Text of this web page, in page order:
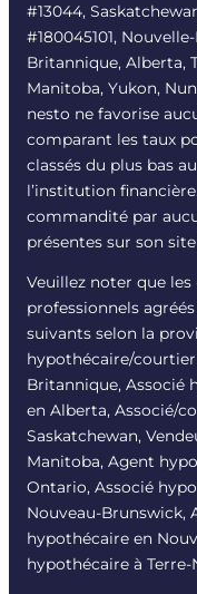
#13044,
#180045101,
Britannique, Alberta,
Manitoba, Yukon,
nesto ne favorise
comparant les taux
classés du plus bas
l’institution
commandité par
présentes sur son site
Veuillez noter que les
professionnels
suivants selon la
hypothécaire/
Britannique, Associé
en Alberta, Associé/
Saskatchewan,
Manitoba, Agent
Ontario, Associé
Nouveau-Brunswick,
hypothécaire en
hypothécaire à Terre-